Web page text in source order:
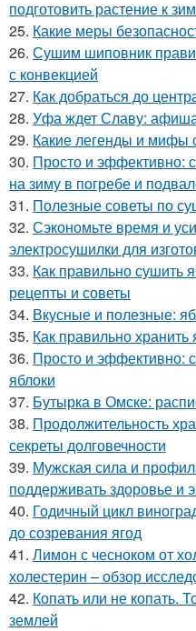
подготовить растение к
25. Какие меры
26. Сушим шиповник
с конвекцией
27. Как добраться до
28. Уфа ждет Славу:
29. Какие легенды и мифы
30. Просто и эффективно:
на зиму в погребе и
31. Полезные советы по
32. Сэкономьте время и
электросушилки для
33. Как правильно сушить
рецепты и советы
34. Вкусные и полезные:
35. Как правильно хранить
36. Просто и эффективно:
яблоки
37. Бутырка в Омске:
38. Продолжительность
секреты долговечности
39. Мужская сила и
поддерживать здоровье и
40. Годичный цикл
до созревания ягод
41. Лимон с чесноком от
холестерин – обзор
42. Копать или не копать.
землей